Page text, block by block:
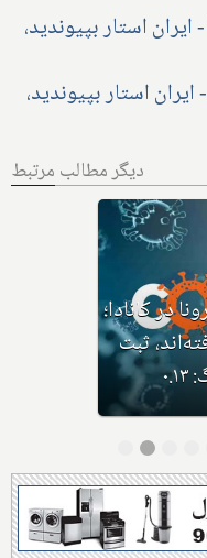
ایران استار بپیوندید،
ایران استار بپیوندید،
دیگر مطالب مرتبط
کرونای جدید ایی‌جی ۵ با نام
کرده،
بزنید